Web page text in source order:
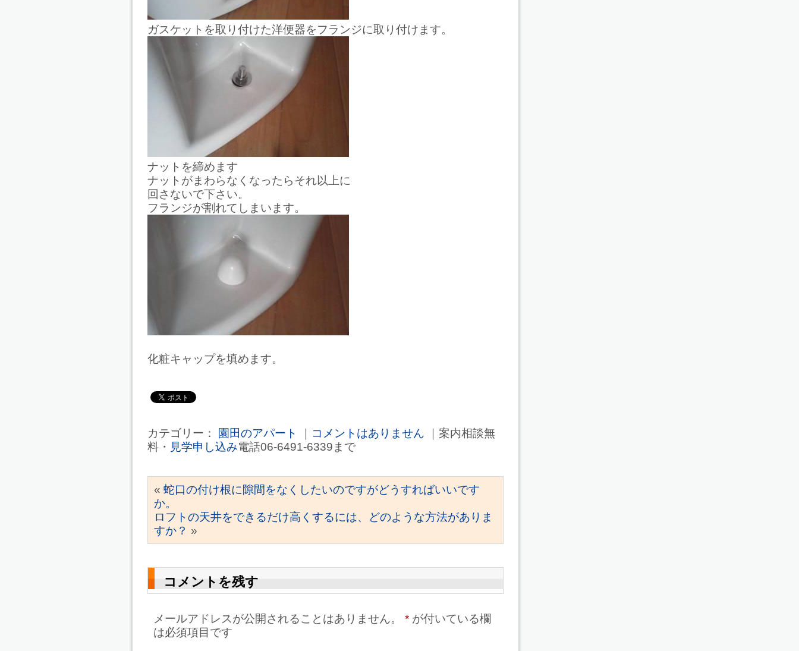
ガスケットを取り付けた洋便器をフランジに取り付けます。
ナットを締めます
ナットがまわらなくなったらそれ以上に
回さないで下さい。
フランジが割れてしまいます。
化粧キャップを填めます。
カテゴリー： 園田のアパート コメントはありません ｜案内相談無
料・ 見学申し込み電話06-6491-6339まで
« 蛇口の付け根に隙間をなくしたいのですがどうすればいいです
か。
ロフトの天井をできるだけ高くするには、どのような方法がありま
すか？ »
コメントを残す
メールアドレスが公開されることはありません。 * が付いている欄
は必須項目です